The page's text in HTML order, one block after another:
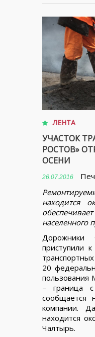
ЛЕНТА
УЧАСТОК
РОСТОВ»
ОСЕНИ
26.07.2016
находится
населенного
Дорожники
приступили
20
пользования
– граница
сообщается
компании.
находится
Чалтырь.